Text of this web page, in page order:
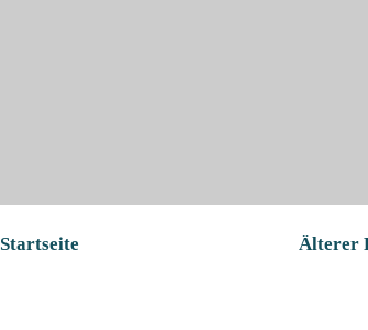
Älterer
Startseite